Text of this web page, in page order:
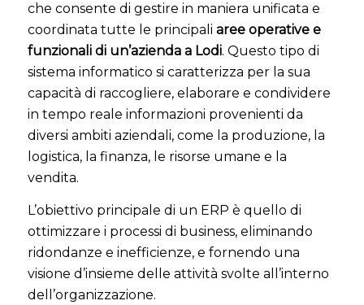
che consente di gestire in maniera unificata e
coordinata tutte le principali aree operative e
funzionali di un’azienda a Lodi. Questo tipo di
sistema informatico si caratterizza per la sua
capacità di raccogliere, elaborare e condividere
in tempo reale informazioni provenienti da
diversi ambiti aziendali, come la produzione, la
logistica, la finanza, le risorse umane e la
vendita.
L’obiettivo principale di un ERP è quello di
ottimizzare i processi di business, eliminando
ridondanze e inefficienze, e fornendo una
visione d’insieme delle attività svolte all’interno
dell’organizzazione.